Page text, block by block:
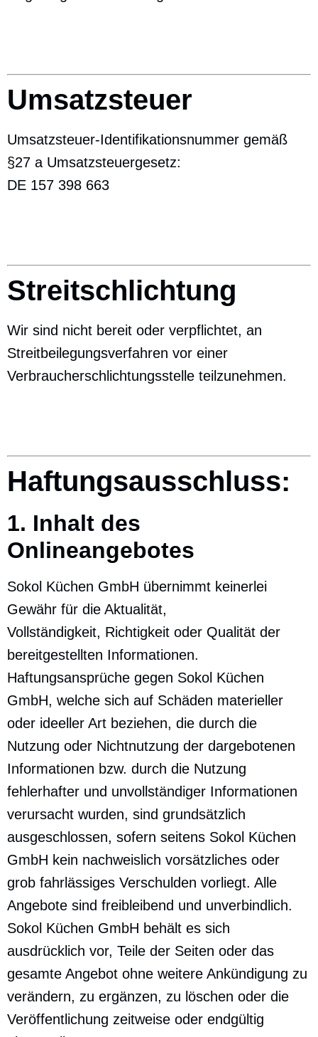
Umsatzsteuer
Umsatzsteuer-Identifikationsnummer gemäß
§27 a Umsatzsteuergesetz:
DE 157 398 663
Streitschlichtung
Wir sind nicht bereit oder verpflichtet, an
Streitbeilegungsverfahren vor einer
Verbraucher­schlichtungsstelle teilzunehmen.
Haftungsausschluss:
1. Inhalt des
Onlineangebotes
Sokol Küchen GmbH übernimmt keinerlei
Gewähr für die Aktualität,
Vollständigkeit, Richtigkeit oder Qualität der
bereitgestellten Informationen.
Haftungsansprüche gegen Sokol Küchen
GmbH, welche sich auf Schäden materieller
oder ideeller Art beziehen, die durch die
Nutzung oder Nichtnutzung der dargebotenen
Informationen bzw. durch die Nutzung
fehlerhafter und unvollständiger Informationen
verursacht wurden, sind grundsätzlich
ausgeschlossen, sofern seitens Sokol Küchen
GmbH kein nachweislich vorsätzliches oder
grob fahrlässiges Verschulden vorliegt. Alle
Angebote sind freibleibend und unverbindlich.
Sokol Küchen GmbH behält es sich
ausdrücklich vor, Teile der Seiten oder das
gesamte Angebot ohne weitere Ankündigung zu
verändern, zu ergänzen, zu löschen oder die
Veröffentlichung zeitweise oder endgültig